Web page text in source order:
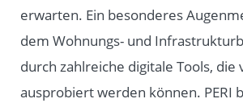
erwarten. Ein besonderes
dem Wohnungs- und
durch zahlreiche digitale Tools, die
ausprobiert werden können. PERI